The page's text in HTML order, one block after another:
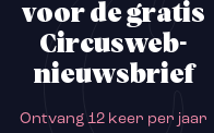
voor de gratis
Circusweb-
nieuwsbrief
Ontvang 12 keer per jaar